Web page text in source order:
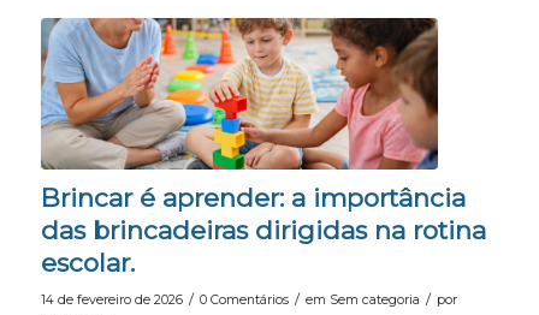
Brincar é aprender: a importância
das brincadeiras dirigidas na rotina
escolar.
14 de fevereiro de 2026 / 0 Comentários / em Sem categoria / por